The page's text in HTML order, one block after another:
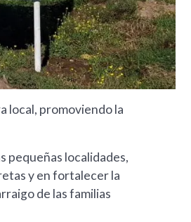
local, promoviendo la
pequeñas localidades,
y en fortalecer la
de las familias